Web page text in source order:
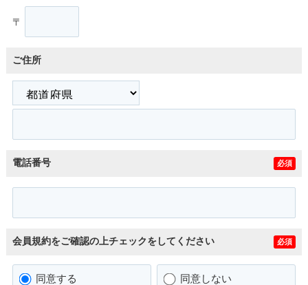
〒
ご住所
電話番号 必須
会員規約をご確認の上チェックをしてください 必須
同意する 同意しない